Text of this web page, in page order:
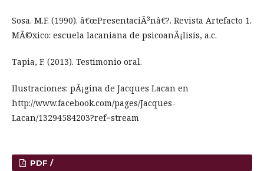
Sosa. M.F. (1990). â€œPresentaciÃ³nâ€?. Revista Artefacto 1.
MÃ©xico: escuela lacaniana de psicoanÃ¡lisis, a.c.
Tapia, F. (2013). Testimonio oral.
Ilustraciones: pÃ¡gina de Jacques Lacan en
http://www.facebook.com/pages/Jacques-
Lacan/13294584203?ref=stream
PDF /